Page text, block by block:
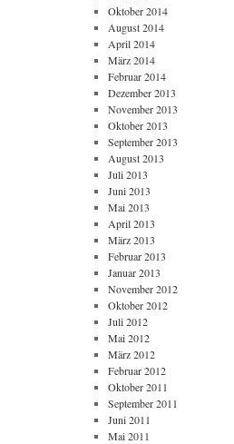
Oktober 2014
August 2014
April 2014
März 2014
Februar 2014
Dezember 2013
November 2013
Oktober 2013
September 2013
August 2013
Juli 2013
Juni 2013
Mai 2013
April 2013
März 2013
Februar 2013
Januar 2013
November 2012
Oktober 2012
Juli 2012
Mai 2012
März 2012
Februar 2012
Oktober 2011
September 2011
Juni 2011
Mai 2011